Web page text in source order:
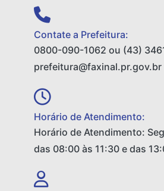
Contate a Prefeitura:
0800-090-1062 ou (43)
prefeitura@faxinal.pr.gov.br
Horário de Atendimento:
Horário de Atendimento:
das 08:00 às 11:30 e das